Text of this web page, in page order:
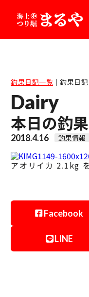
釣果日記一覧｜釣果日記
Dairy
本日の釣果
2018.4.16 釣果情報
アオリイカ 2.1kg
Facebook
LINE